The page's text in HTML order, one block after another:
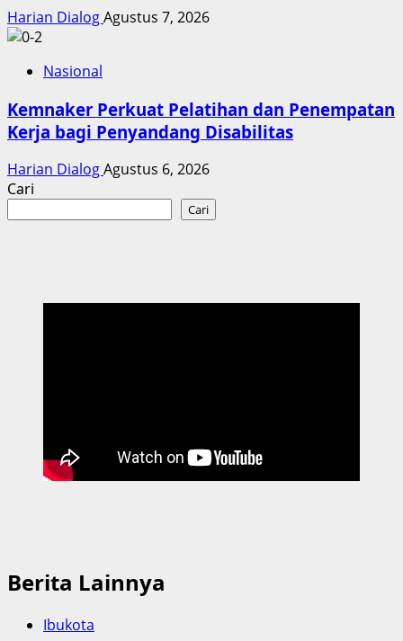
Harian DialogAgustus 7, 2026
Nasional
Kemnaker Perkuat Pelatihan dan Penempatan
Kerja bagi Penyandang Disabilitas
Harian DialogAgustus 6, 2026
Cari
Cari
Berita Lainnya
Ibukota